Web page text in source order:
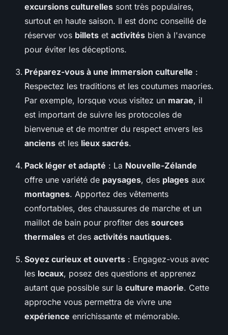
excursions culturelles sont très populaires,
surtout en haute saison. Il est donc conseillé de
réserver vos billets et activités bien à l'avance
pour éviter les déceptions.
Préparez-vous à une immersion culturelle :
Respectez les traditions et les coutumes maories.
Par exemple, lorsque vous visitez un marae, il
est important de suivre les protocoles de
bienvenue et de montrer du respect envers les
anciens et les lieux sacrés.
Pack léger et adapté : La Nouvelle-Zélande
offre une variété de paysages, des plages aux
montagnes. Apportez des vêtements
confortables, des chaussures de marche et un
maillot de bain pour profiter des sources
thermales et des activités nautiques.
Soyez curieux et ouverts : Engagez-vous avec
les locaux, posez des questions et apprenez
autant que possible sur la culture maorie. Cette
approche vous permettra de vivre une
expérience enrichissante et mémorable.